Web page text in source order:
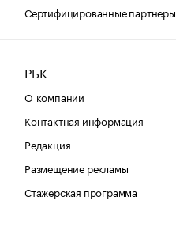
Сертифицированные партнеры
РБК
О компании
Контактная информация
Редакция
Размещение рекламы
Стажерская программа